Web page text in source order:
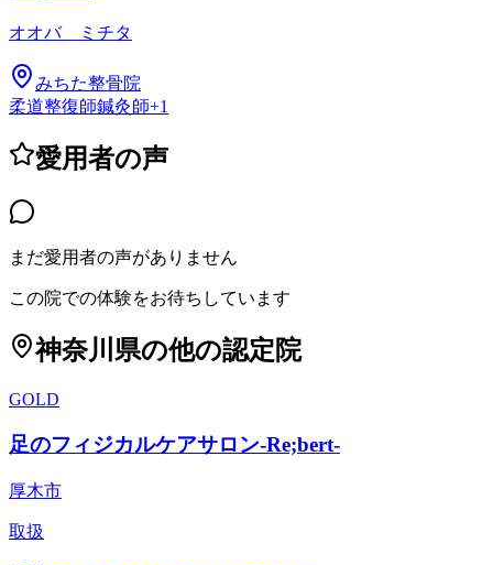
オオバ ミチタ
みちた整骨院
柔道整復師鍼灸師+1
愛用者の声
まだ愛用者の声がありません
この院での体験をお待ちしています
神奈川県の他の認定院
GOLD
足のフィジカルケアサロン-Re;bert-
厚木市
取扱